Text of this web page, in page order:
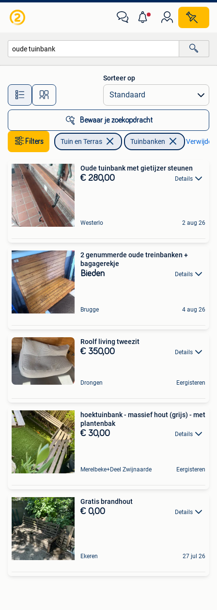
Alle afstanden…
Sorteer op
Bewaar je zoekopdracht
Filters Tuin en Terras Tuinbanken Verwijder
Oude tuinbank met gietijzer steunen
€ 280,00 Details
Westerlo 2 aug 26
2 genummerde oude treinbanken +
bagagerekje
Bieden Details
Brugge 4 aug 26
Roolf living tweezit
€ 350,00 Details
Drongen Eergisteren
hoektuinbank - massief hout (grijs) - met
plantenbak
€ 30,00 Details
Merelbeke+Deel Zwijnaarde Eergisteren
Gratis brandhout
€ 0,00 Details
Ekeren 27 jul 26